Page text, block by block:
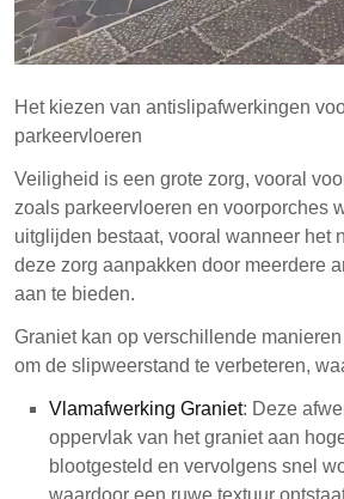
Het kiezen van antislipafwerkingen
parkeervloeren
Veiligheid is een grote zorg, vooral
zoals parkeervloeren en voorporches
uitglijden bestaat, vooral wanneer het
deze zorg aanpakken door meerdere
aan te bieden.
Graniet kan op verschillende
om de slipweerstand te verbeteren,
Vlamafwerking Graniet: Deze
oppervlak van het graniet aan
blootgesteld en vervolgens snel